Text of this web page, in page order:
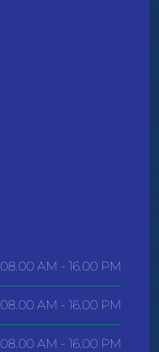
08.00 AM - 16.00 PM
08.00 AM - 16.00 PM
08.00 AM - 16.00 PM